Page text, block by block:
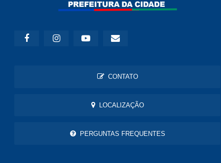
CONTATO
LOCALIZAÇÃO
PERGUNTAS FREQUENTES